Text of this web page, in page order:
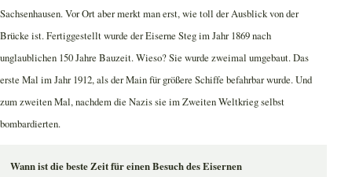
Sachsenhausen. Vor Ort aber merkt man erst, wie toll der Ausblick von der
Brücke ist. Fertiggestellt wurde der Eiserne Steg im Jahr 1869 nach
unglaublichen 150 Jahre Bauzeit. Wieso? Sie wurde zweimal umgebaut. Das
erste Mal im Jahr 1912, als der Main für größere Schiffe befahrbar wurde. Und
zum zweiten Mal, nachdem die Nazis sie im Zweiten Weltkrieg selbst
bombardierten.
Wann ist die beste Zeit für einen Besuch des Eisernen